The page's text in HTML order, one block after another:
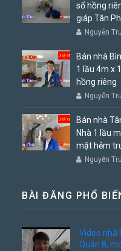
sổ hồng
giáp Tân
Nguyễn
Bán nhà
1 lầu 4m x
hồng riêng
Nguyễn
Bán nhà
Nhà 1 lầu
mặt hẻm
Nguyễn
BÀI ĐĂNG PHỔ
Video nhà
Quận 8,